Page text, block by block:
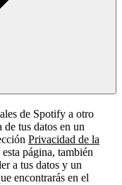
de Spotify a otro
de tus datos en un
Privacidad de la
página, también
a tus datos y un
encontrarás en el